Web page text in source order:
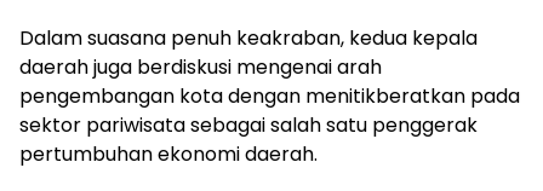
Dalam suasana penuh keakraban, kedua kepala
daerah juga berdiskusi mengenai arah
pengembangan kota dengan menitikberatkan pada
sektor pariwisata sebagai salah satu penggerak
pertumbuhan ekonomi daerah.